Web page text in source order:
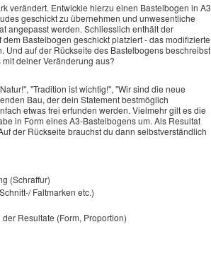
verändert. Entwickle hierzu einen Bastelbogen in A3
geschickt zu übernehmen und unwesentliche
angepasst werden. Schliesslich enthält der
Bastelbogen geschickt platziert - das modifizierte
auf der Rückseite des Bastelbogens beschreibst
deiner Veränderung aus?
"Tradition ist wichtig!", "Wir sind die neue
Bau, der dein Statement bestmöglich
etwas frei erfunden werden. Vielmehr gilt es die
in Form eines A3-Bastelbogens um. Als Resultat
der Rückseite brauchst du dann selbstverständlich
(Schraffur)
Faltmarken etc.)
Resultate (Form, Proportion)